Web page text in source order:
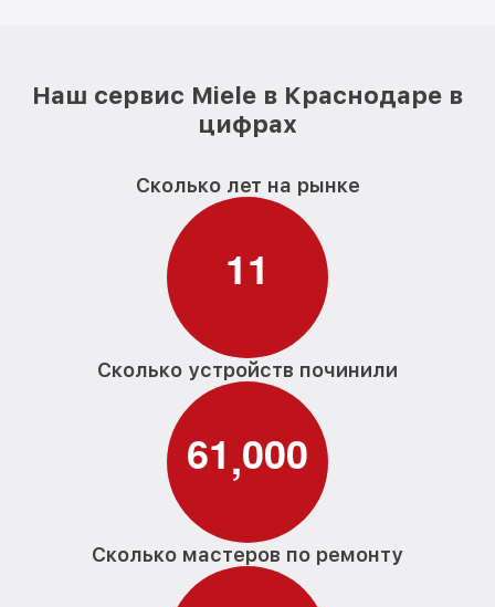
Наш сервис Miele в Краснодаре в
цифрах
Сколько лет на рынке
11
Сколько устройств починили
61,000
Сколько мастеров по ремонту